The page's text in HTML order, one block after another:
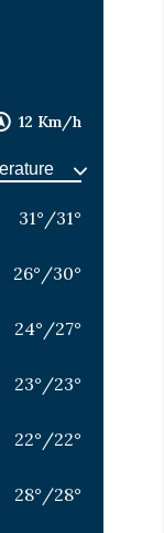
12 Km/h
31° /31°
26° /30°
24° /27°
23° /23°
22° /22°
28° /28°